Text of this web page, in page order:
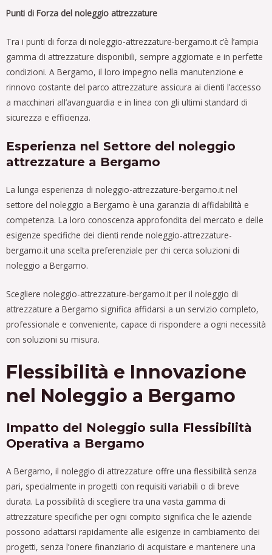
Punti di Forza del noleggio attrezzature
Tra i punti di forza di noleggio-attrezzature-bergamo.it c’è l’ampia
gamma di attrezzature disponibili, sempre aggiornate e in perfette
condizioni. A Bergamo, il loro impegno nella manutenzione e
rinnovo costante del parco attrezzature assicura ai clienti l’accesso
a macchinari all’avanguardia e in linea con gli ultimi standard di
sicurezza e efficienza.
Esperienza nel Settore del noleggio
attrezzature a Bergamo
La lunga esperienza di noleggio-attrezzature-bergamo.it nel
settore del noleggio a Bergamo è una garanzia di affidabilità e
competenza. La loro conoscenza approfondita del mercato e delle
esigenze specifiche dei clienti rende noleggio-attrezzature-
bergamo.it una scelta preferenziale per chi cerca soluzioni di
noleggio a Bergamo.
Scegliere noleggio-attrezzature-bergamo.it per il noleggio di
attrezzature a Bergamo significa affidarsi a un servizio completo,
professionale e conveniente, capace di rispondere a ogni necessità
con soluzioni su misura.
Flessibilità e Innovazione
nel Noleggio a Bergamo
Impatto del Noleggio sulla Flessibilità
Operativa a Bergamo
A Bergamo, il noleggio di attrezzature offre una flessibilità senza
pari, specialmente in progetti con requisiti variabili o di breve
durata. La possibilità di scegliere tra una vasta gamma di
attrezzature specifiche per ogni compito significa che le aziende
possono adattarsi rapidamente alle esigenze in cambiamento dei
progetti, senza l’onere finanziario di acquistare e mantenere una